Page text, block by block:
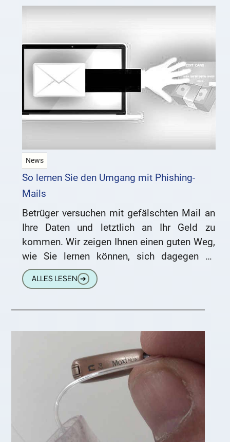
News
So lernen Sie den Umgang mit Phishing-
Mails
Betrüger versuchen mit gefälschten Mail an
Ihre Daten und letztlich an Ihr Geld zu
kommen. Wir zeigen Ihnen einen guten Weg,
wie Sie lernen können, sich dagegen zu
schützen. Valerie
ALLES LESEN ➔